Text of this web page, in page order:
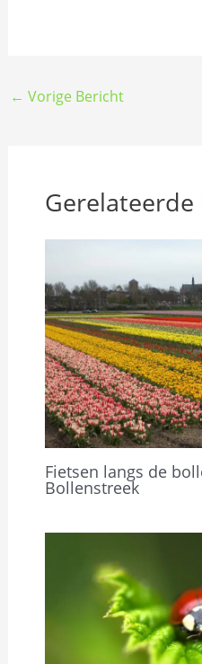
← Vorige Bericht
Fietsen langs de
Bollenstreek